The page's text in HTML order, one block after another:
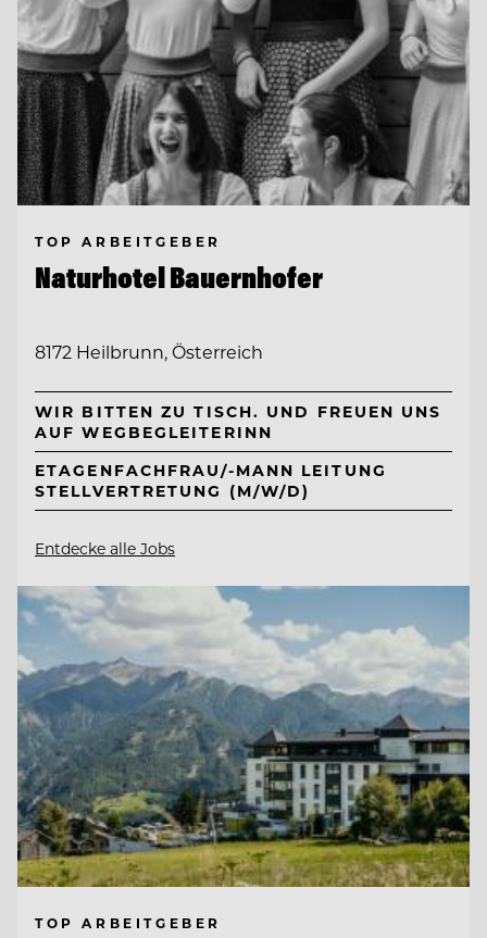
TOP ARBEITGEBER
Naturhotel Bauernhofer
8172 Heilbrunn, Österreich
WIR BITTEN ZU TISCH. UND FREUEN UNS
AUF WEGBEGLEITERINN
ETAGENFACHFRAU/-MANN LEITUNG
STELLVERTRETUNG (M/W/D)
Entdecke alle Jobs
TOP ARBEITGEBER